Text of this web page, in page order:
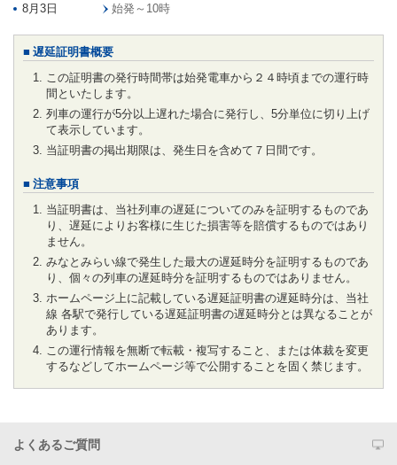
8月3日
始発～10時
遅延証明書概要
この証明書の発行時間帯は始発電車から２４時頃までの運行時
間といたします。
列車の運行が5分以上遅れた場合に発行し、5分単位に切り上げ
て表示しています。
当証明書の掲出期限は、発生日を含めて７日間です。
注意事項
当証明書は、当社列車の遅延についてのみを証明するものであ
り、遅延によりお客様に生じた損害等を賠償するものではあり
ません。
みなとみらい線で発生した最大の遅延時分を証明するものであ
り、個々の列車の遅延時分を証明するものではありません。
ホームページ上に記載している遅延証明書の遅延時分は、当社
線 各駅で発行している遅延証明書の遅延時分とは異なることが
あります。
この運行情報を無断で転載・複写すること、または体裁を変更
するなどしてホームページ等で公開することを固く禁じます。
よくあるご質問